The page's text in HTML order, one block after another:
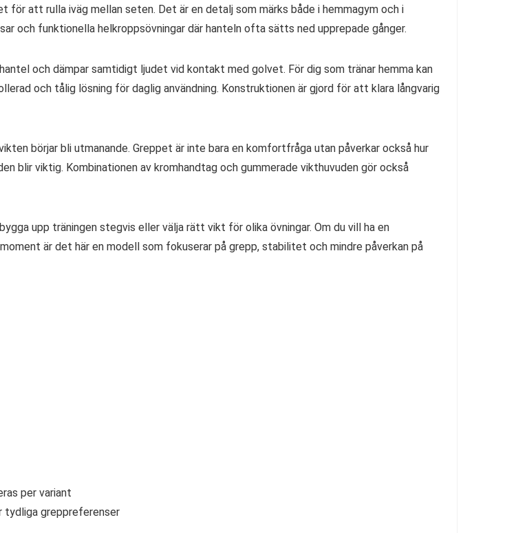
att rulla iväg mellan seten. Det är en detalj som märks både i hemmagym och i
och funktionella helkroppsövningar där hanteln ofta sätts ned upprepade gånger.
och dämpar samtidigt ljudet vid kontakt med golvet. För dig som tränar hemma kan
och tålig lösning för daglig användning. Konstruktionen är gjord för att klara långvarig
börjar bli utmanande. Greppet är inte bara en komfortfråga utan påverkar också hur
blir viktig. Kombinationen av kromhandtag och gummerade vikthuvuden gör också
upp träningen stegvis eller välja rätt vikt för olika övningar. Om du vill ha en
är det här en modell som fokuserar på grepp, stabilitet och mindre påverkan på
per variant
tydliga greppreferenser